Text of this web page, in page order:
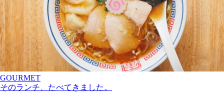
GOURMET
そのランチ、たべてきました。